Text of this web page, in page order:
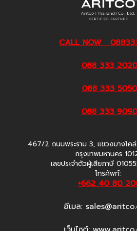
CALL NOW
088 333 2020
088 333 5050
088 333 9090
467/2 ถนนพระราม 3, แขวงบางโค
กรุงเทพมหานคร
เลขประจำตัวผู้เสียภาษี
โทรศัพท์:
+662 40 80
อีเมล: